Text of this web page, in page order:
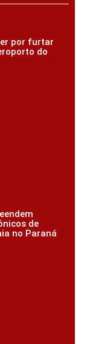
por furtar
do
de
no Paraná